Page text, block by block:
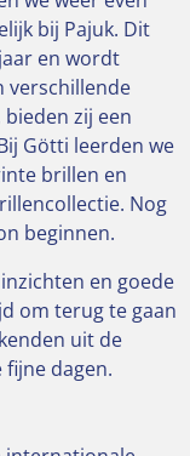
bij Pajuk. Dit
en wordt
verschillende
zij een
Götti leerden we
brillen en
Nog
beginnen.
en goede
om terug te gaan
uit de
dagen.